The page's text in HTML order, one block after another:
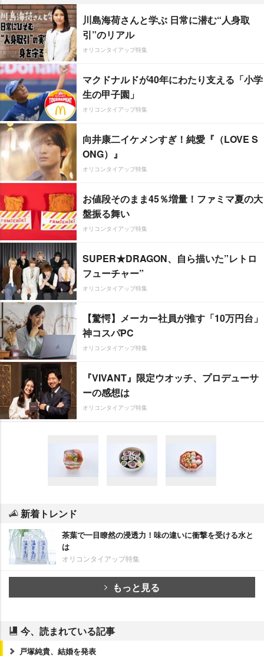
川島海荷さんと学ぶ 日常に潜む“人身取
引”のリアル
オリコンタイアップ特集
マクドナルドが40年にわたり支える「小学
生の甲子園」
オリコンタイアップ特集
向井康二イケメンすぎ！純愛『（LOVE S
ONG）』
オリコンタイアップ特集
お値段そのまま45％増量！ファミマ夏の大
盤振る舞い
オリコンタイアップ特集
SUPER★DRAGON、自ら描いた”レトロ
フューチャー”
オリコンタイアップ特集
【驚愕】メーカー社員が推す「10万円台」
神コスパPC
オリコンタイアップ特集
『VIVANT』限定ウオッチ、プロデューサ
ーの感想は
オリコンタイアップ特集
新着トレンド
茶葉で一目瞭然の浸透力！味の違いに衝撃を受ける水と
は
オリコンタイアップ特集
もっと見る
今、読まれている記事
戸塚純貴、結婚を発表